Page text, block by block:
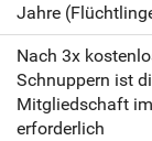
Jahre
Nach 3x
Schnuppern ist
Mitgliedschaft
erforderlich